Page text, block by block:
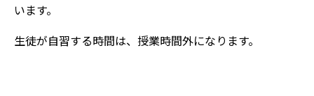
います。
生徒が自習する時間は、授業時間外になります。